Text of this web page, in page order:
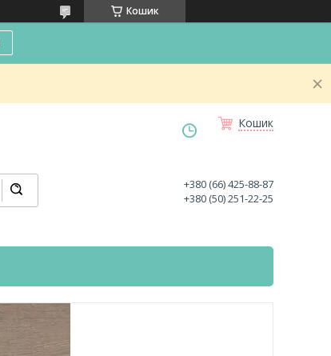
Кошик
Кошик
+380 (66) 425-88-87
+380 (50) 251-22-25